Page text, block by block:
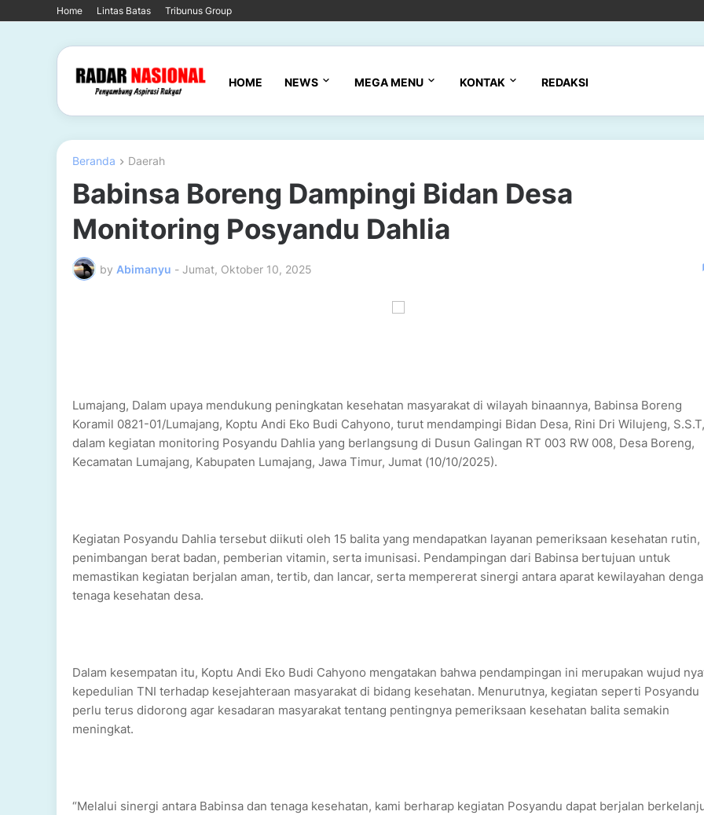
Home Lintas Batas Tribunus Group
HOME NEWS MEGA MENU KONTAK REDAKSI
Beranda Daerah
Babinsa Boreng Dampingi Bidan Desa
Monitoring Posyandu Dahlia
by Abimanyu - Jumat, Oktober 10, 2025
Lumajang, Dalam upaya mendukung peningkatan kesehatan masyarakat di wilayah binaannya, Babinsa Boreng
Koramil 0821-01/Lumajang, Koptu Andi Eko Budi Cahyono, turut mendampingi Bidan Desa, Rini Dri Wilujeng, S.S.T,
dalam kegiatan monitoring Posyandu Dahlia yang berlangsung di Dusun Galingan RT 003 RW 008, Desa Boreng,
Kecamatan Lumajang, Kabupaten Lumajang, Jawa Timur, Jumat (10/10/2025).
Kegiatan Posyandu Dahlia tersebut diikuti oleh 15 balita yang mendapatkan layanan pemeriksaan kesehatan rutin,
penimbangan berat badan, pemberian vitamin, serta imunisasi. Pendampingan dari Babinsa bertujuan untuk
memastikan kegiatan berjalan aman, tertib, dan lancar, serta mempererat sinergi antara aparat kewilayahan
tenaga kesehatan desa.
Dalam kesempatan itu, Koptu Andi Eko Budi Cahyono mengatakan bahwa pendampingan ini merupakan wujud
kepedulian TNI terhadap kesejahteraan masyarakat di bidang kesehatan. Menurutnya, kegiatan seperti Posyandu
perlu terus didorong agar kesadaran masyarakat tentang pentingnya pemeriksaan kesehatan balita semakin
meningkat.
“Melalui sinergi antara Babinsa dan tenaga kesehatan, kami berharap kegiatan Posyandu dapat berjalan